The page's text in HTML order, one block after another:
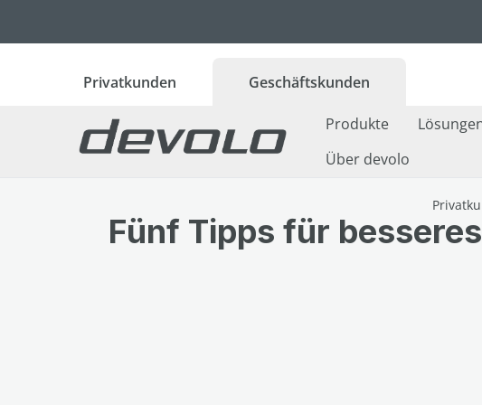
Privatkunden Geschäftskunden
Produkte
Über devolo
Fünf Tipps für